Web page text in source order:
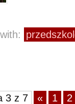
3 z 7 « 1 2